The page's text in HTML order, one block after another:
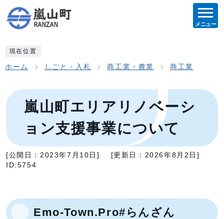
メニュー
現在位置
ホーム しごと・入札 商工業・農業 商工業
嵐山町エリアリノベーシ
ョン支援事業について
[公開日： 2023年7月10日 ] [更新日： 2026年8月2日]
ID:5754
Emo-Town.Pro#らんざん